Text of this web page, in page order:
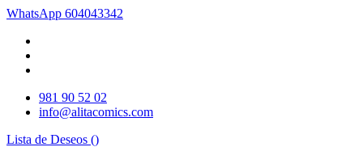
WhatsApp 604043342
981 90 52 02
info@alitacomics.com
Lista de Deseos ()